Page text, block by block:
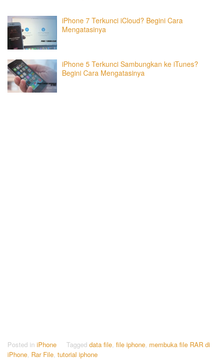
iPhone 7 Terkunci iCloud? Begini Cara
Mengatasinya
iPhone 5 Terkunci Sambungkan ke iTunes?
Begini Cara Mengatasinya
Posted in iPhone Tagged data file, file iphone, membuka file RAR di
iPhone, Rar File, tutorial iphone